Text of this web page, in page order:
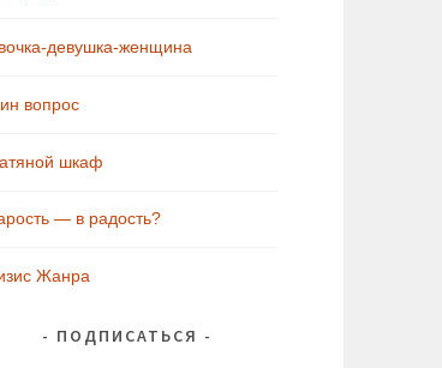
девушка-женщина
вопрос
шкаф
— в радость?
Жанра
ПОДПИСАТЬСЯ